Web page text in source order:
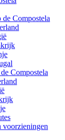
de Compostela
Compostela
voorzieningen